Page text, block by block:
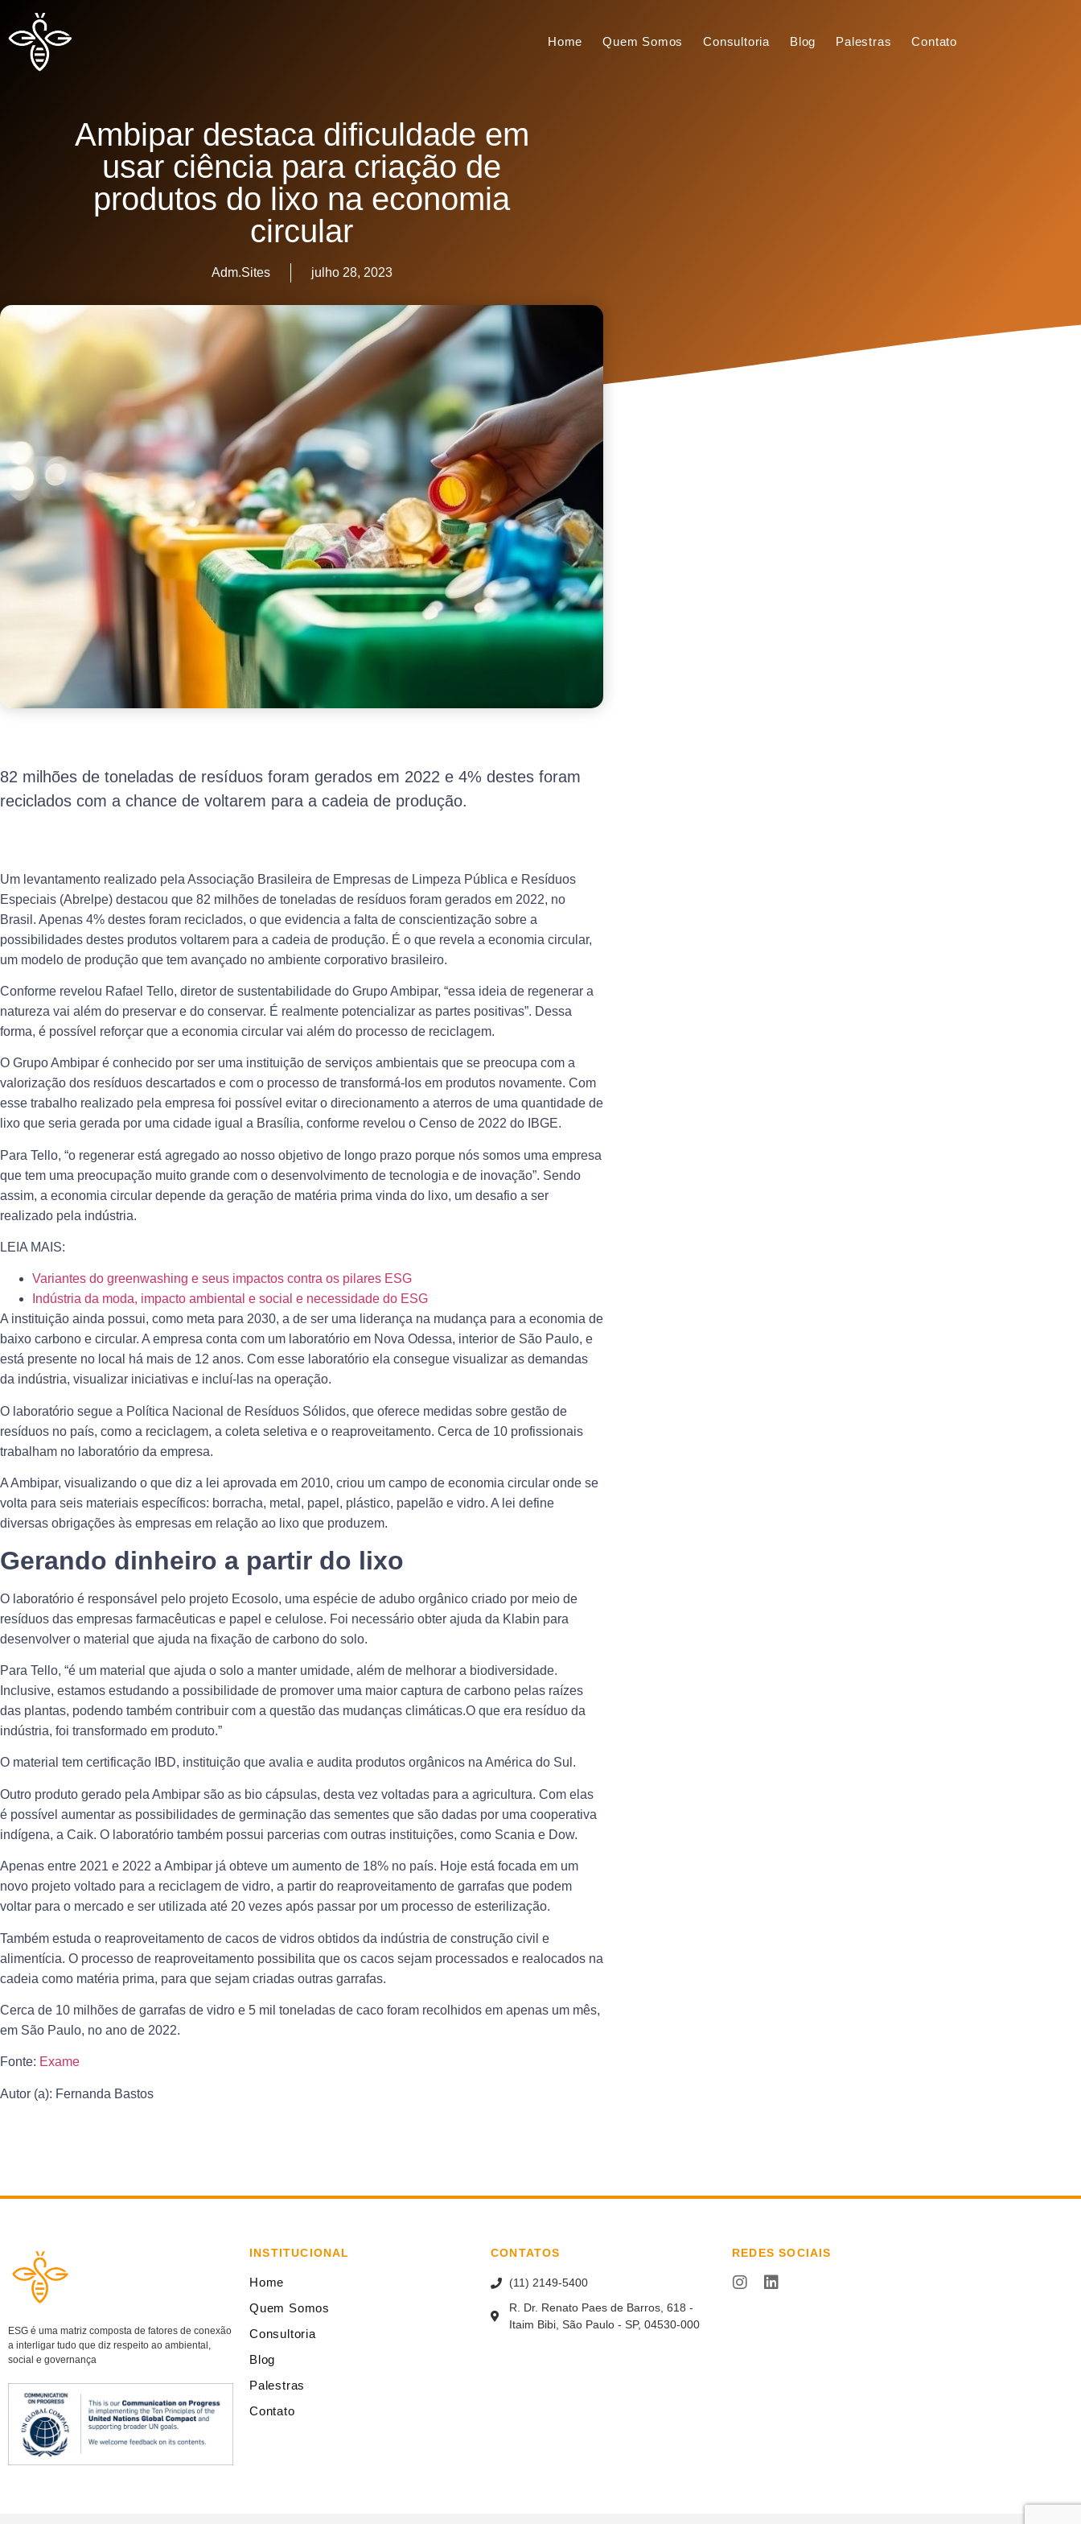
Home Quem Somos Consultoria Blog Palestras Contato
Ambipar destaca dificuldade em
usar ciência para criação de
produtos do lixo na economia
circular
Adm.Sites julho 28, 2023
82 milhões de toneladas de resíduos foram gerados em 2022 e 4% destes foram
reciclados com a chance de voltarem para a cadeia de produção.
Um levantamento realizado pela Associação Brasileira de Empresas de Limpeza Pública e Resíduos
Especiais (Abrelpe) destacou que 82 milhões de toneladas de resíduos foram gerados em 2022, no
Brasil. Apenas 4% destes foram reciclados, o que evidencia a falta de conscientização sobre a
possibilidades destes produtos voltarem para a cadeia de produção. É o que revela a economia circular,
um modelo de produção que tem avançado no ambiente corporativo brasileiro.
Conforme revelou Rafael Tello, diretor de sustentabilidade do Grupo Ambipar, “essa ideia de regenerar a
natureza vai além do preservar e do conservar. É realmente potencializar as partes positivas”. Dessa
forma, é possível reforçar que a economia circular vai além do processo de reciclagem.
O Grupo Ambipar é conhecido por ser uma instituição de serviços ambientais que se preocupa com a
valorização dos resíduos descartados e com o processo de transformá-los em produtos novamente. Com
esse trabalho realizado pela empresa foi possível evitar o direcionamento a aterros de uma quantidade de
lixo que seria gerada por uma cidade igual a Brasília, conforme revelou o Censo de 2022 do IBGE.
Para Tello, “o regenerar está agregado ao nosso objetivo de longo prazo porque nós somos uma empresa
que tem uma preocupação muito grande com o desenvolvimento de tecnologia e de inovação”. Sendo
assim, a economia circular depende da geração de matéria prima vinda do lixo, um desafio a ser
realizado pela indústria.
LEIA MAIS:
Variantes do greenwashing e seus impactos contra os pilares ESG
Indústria da moda, impacto ambiental e social e necessidade do ESG
A instituição ainda possui, como meta para 2030, a de ser uma liderança na mudança para a economia de
baixo carbono e circular. A empresa conta com um laboratório em Nova Odessa, interior de São Paulo, e
está presente no local há mais de 12 anos. Com esse laboratório ela consegue visualizar as demandas
da indústria, visualizar iniciativas e incluí-las na operação.
O laboratório segue a Política Nacional de Resíduos Sólidos, que oferece medidas sobre gestão de
resíduos no país, como a reciclagem, a coleta seletiva e o reaproveitamento. Cerca de 10 profissionais
trabalham no laboratório da empresa.
A Ambipar, visualizando o que diz a lei aprovada em 2010, criou um campo de economia circular onde se
volta para seis materiais específicos: borracha, metal, papel, plástico, papelão e vidro. A lei define
diversas obrigações às empresas em relação ao lixo que produzem.
Gerando dinheiro a partir do lixo
O laboratório é responsável pelo projeto Ecosolo, uma espécie de adubo orgânico criado por meio de
resíduos das empresas farmacêuticas e papel e celulose. Foi necessário obter ajuda da Klabin para
desenvolver o material que ajuda na fixação de carbono do solo.
Para Tello, “é um material que ajuda o solo a manter umidade, além de melhorar a biodiversidade.
Inclusive, estamos estudando a possibilidade de promover uma maior captura de carbono pelas raízes
das plantas, podendo também contribuir com a questão das mudanças climáticas.O que era resíduo da
indústria, foi transformado em produto.”
O material tem certificação IBD, instituição que avalia e audita produtos orgânicos na América do Sul.
Outro produto gerado pela Ambipar são as bio cápsulas, desta vez voltadas para a agricultura. Com elas
é possível aumentar as possibilidades de germinação das sementes que são dadas por uma cooperativa
indígena, a Caik. O laboratório também possui parcerias com outras instituições, como Scania e Dow.
Apenas entre 2021 e 2022 a Ambipar já obteve um aumento de 18% no país. Hoje está focada em um
novo projeto voltado para a reciclagem de vidro, a partir do reaproveitamento de garrafas que podem
voltar para o mercado e ser utilizada até 20 vezes após passar por um processo de esterilização.
Também estuda o reaproveitamento de cacos de vidros obtidos da indústria de construção civil e
alimentícia. O processo de reaproveitamento possibilita que os cacos sejam processados e realocados na
cadeia como matéria prima, para que sejam criadas outras garrafas.
Cerca de 10 milhões de garrafas de vidro e 5 mil toneladas de caco foram recolhidos em apenas um mês,
em São Paulo, no ano de 2022.
Fonte: Exame
Autor (a): Fernanda Bastos
ESG é uma matriz composta de fatores de conexão
a interligar tudo que diz respeito ao ambiental,
social e governança
INSTITUCIONAL
Home
Quem Somos
Consultoria
Blog
Palestras
Contato
CONTATOS
(11) 2149-5400
R. Dr. Renato Paes de Barros, 618 -
Itaim Bibi, São Paulo - SP, 04530-000
REDES SOCIAIS